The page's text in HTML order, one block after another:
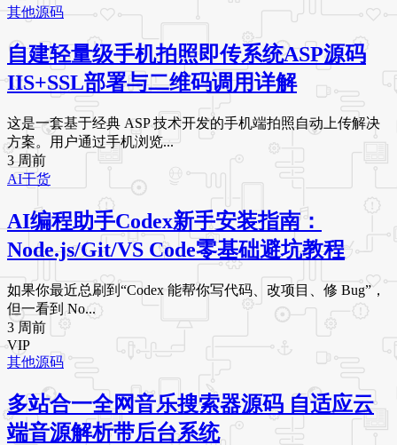
其他源码
自建轻量级手机拍照即传系统ASP源码
IIS+SSL部署与二维码调用详解
这是一套基于经典 ASP 技术开发的手机端拍照自动上传解决
方案。用户通过手机浏览...
3 周前
AI干货
AI编程助手Codex新手安装指南：
Node.js/Git/VS Code零基础避坑教程
如果你最近总刷到“Codex 能帮你写代码、改项目、修 Bug”，
但一看到 No...
3 周前
VIP
其他源码
多站合一全网音乐搜索器源码 自适应云
端音源解析带后台系统